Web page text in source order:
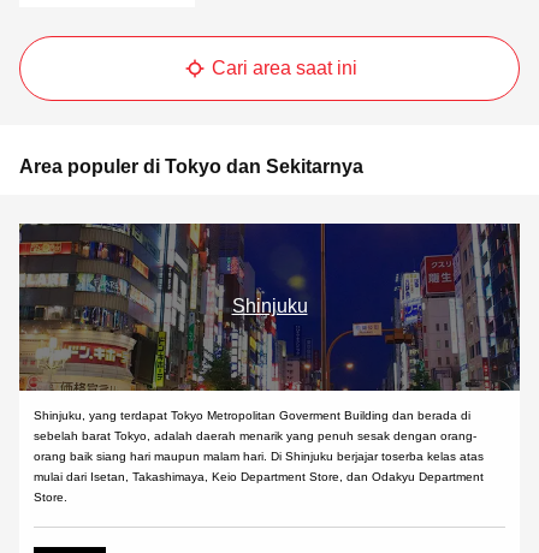
Cari area saat ini
Area populer di Tokyo dan Sekitarnya
Shinjuku
Shinjuku, yang terdapat Tokyo Metropolitan Goverment Building dan berada di
sebelah barat Tokyo, adalah daerah menarik yang penuh sesak dengan orang-
orang baik siang hari maupun malam hari. Di Shinjuku berjajar toserba kelas atas
mulai dari Isetan, Takashimaya, Keio Department Store, dan Odakyu Department
Store.